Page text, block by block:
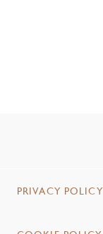
PRIVACY POLICY